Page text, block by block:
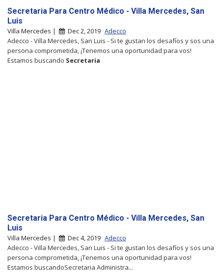
Secretaria Para Centro Médico - Villa Mercedes, San
Luis
Villa Mercedes | Dec 2, 2019 Adecco
Adecco - Villa Mercedes, San Luis - Si te gustan los desafíos y sos una
persona comprometida, ¡Tenemos una oportunidad para vos!
Estamos buscando Secretaria
Secretaria Para Centro Médico - Villa Mercedes, San
Luis
Villa Mercedes | Dec 4, 2019 Adecco
Adecco - Villa Mercedes, San Luis - Si te gustan los desafíos y sos una
persona comprometida, ¡Tenemos una oportunidad para vos!
Estamos buscandoSecretaria Administra...